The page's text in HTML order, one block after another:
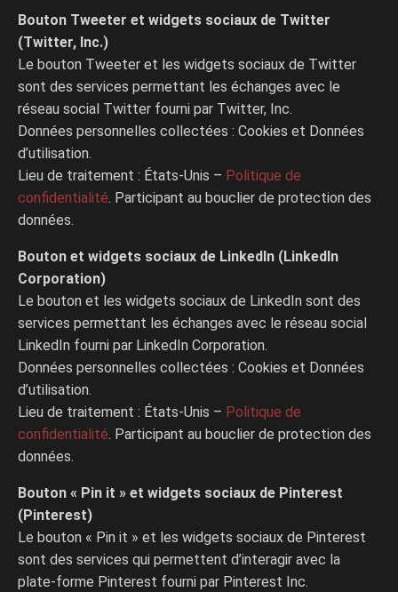
Bouton Tweeter et widgets sociaux de Twitter
(Twitter, Inc.)
Le bouton Tweeter et les widgets sociaux de Twitter
sont des services permettant les échanges avec le
réseau social Twitter fourni par Twitter, Inc.
Données personnelles collectées : Cookies et Données
d’utilisation.
Lieu de traitement : États-Unis – Politique de
confidentialité. Participant au bouclier de protection des
données.
Bouton et widgets sociaux de LinkedIn (LinkedIn
Corporation)
Le bouton et les widgets sociaux de LinkedIn sont des
services permettant les échanges avec le réseau social
LinkedIn fourni par LinkedIn Corporation.
Données personnelles collectées : Cookies et Données
d’utilisation.
Lieu de traitement : États-Unis – Politique de
confidentialité. Participant au bouclier de protection des
données.
Bouton « Pin it » et widgets sociaux de Pinterest
(Pinterest)
Le bouton « Pin it » et les widgets sociaux de Pinterest
sont des services qui permettent d’interagir avec la
plate-forme Pinterest fourni par Pinterest Inc.